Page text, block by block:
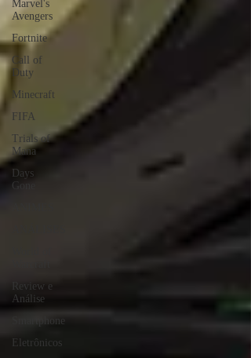
Marvel's
Avengers
Fortnite
Call of
Duty
Minecraft
FIFA
Trials of
Mana
Days
Gone
Review e
Análise
Smartphone
Eletrônicos